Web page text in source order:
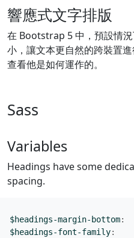
響應式文字排版
在 Bootstrap 5 中，預設情
小，讓文本更自然的跨裝置
查看他是如何運作的。
Sass
Variables
Headings have some
spacing.
$headings-margin-bottom:
$headings-font-family: